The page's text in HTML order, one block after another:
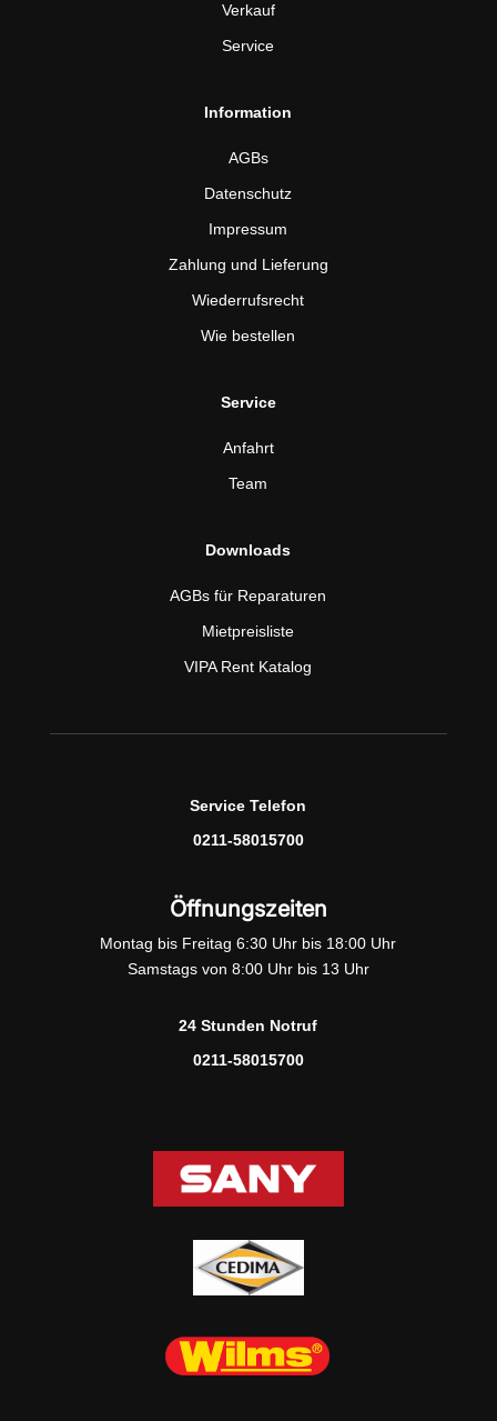
Verkauf
Service
Information
AGBs
Datenschutz
Impressum
Zahlung und Lieferung
Wiederrufsrecht
Wie bestellen
Service
Anfahrt
Team
Downloads
AGBs für Reparaturen
Mietpreisliste
VIPA Rent Katalog
Service Telefon
0211-58015700
Öffnungszeiten
Montag bis Freitag 6:30 Uhr bis 18:00 Uhr
Samstags von 8:00 Uhr bis 13 Uhr
24 Stunden Notruf
0211-58015700